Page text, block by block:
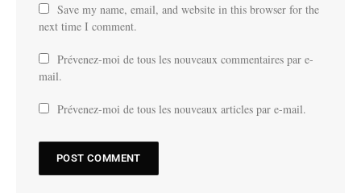
Save my name, email, and website in this browser for the
next time I comment.
Prévenez-moi de tous les nouveaux commentaires par e-
mail.
Prévenez-moi de tous les nouveaux articles par e-mail.